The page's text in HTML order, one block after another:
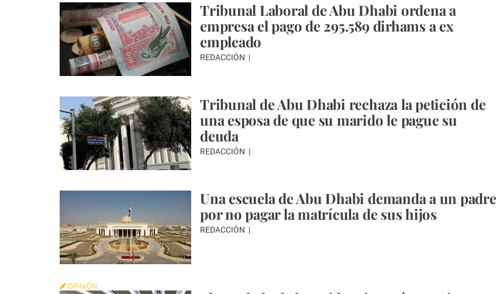
Tribunal Laboral de Abu Dhabi ordena a
empresa el pago de 295.589 dirhams a ex
empleado
REDACCIÓN
Tribunal de Abu Dhabi rechaza la petición de
una esposa de que su marido le pague su
deuda
REDACCIÓN
Una escuela de Abu Dhabi demanda a un padre
por no pagar la matrícula de sus hijos
REDACCIÓN
OPINIÓN